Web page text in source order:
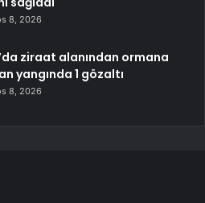
8, 2026
ziraat alanından ormana
yangında 1 gözaltı
8, 2026